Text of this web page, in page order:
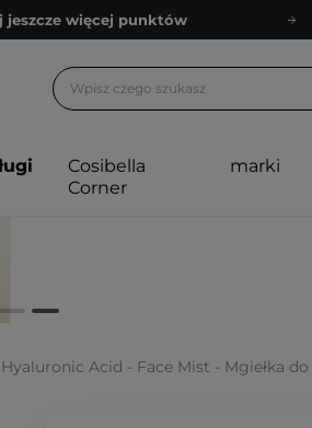
jeszcze więcej punktów
kosmetologiczne
jeszcze więcej punktów
Cosibella
Corner
marki
Hyaluronic Acid - Face Mist - Mgiełka